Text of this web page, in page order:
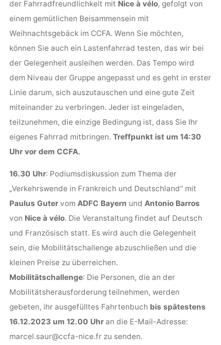
der Fahrradfreundlichkeit mit Nice à vélo, gefolgt von
einem gemütlichen Beisammensein mit
Weihnachtsgebäck im CCFA. Wenn Sie möchten,
können Sie auch ein Lastenfahrrad testen, das wir bei
der Gelegenheit ausleihen werden. Das Tempo wird
dem Niveau der Gruppe angepasst und es geht in erster
Linie darum, sich auszutauschen und eine gute Zeit
miteinander zu verbringen. Jeder ist eingeladen,
teilzunehmen, die einzige Bedingung ist, dass Sie Ihr
eigenes Fahrrad mitbringen.Treffpunkt ist um 14:30
Uhr vor dem CCFA.
16.30 Uhr: Podiumsdiskussion zum Thema der
„Verkehrswende in Frankreich und Deutschland“ mit
Paulus Guter vomADFC Bayern undAntonio Barros
von Nice à vélo. Die Veranstaltung findet auf Deutsch
und Französisch statt. Es wird auch die Gelegenheit
sein, die Mobilitätschallenge abzuschließen und die
kleinen Preise zu überreichen.
Mobilitätschallenge: Die Personen, die an der
Mobilitätsherausforderung teilnehmen, werden
gebeten, ihr ausgefülltes Fahrtenbuch bis spätestens
16.12.2023 um 12.00 Uhr an die E-Mail-Adresse:
marcel.saur@ccfa-nice.fr zu senden.